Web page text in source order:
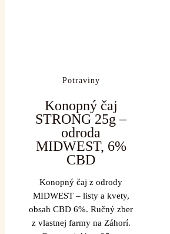
Potraviny
Konopný čaj
STRONG 25g –
odroda
MIDWEST, 6%
CBD
Konopný čaj z odrody
MIDWEST – listy a kvety,
obsah CBD 6%. Ručný zber
z vlastnej farmy na Záhorí.